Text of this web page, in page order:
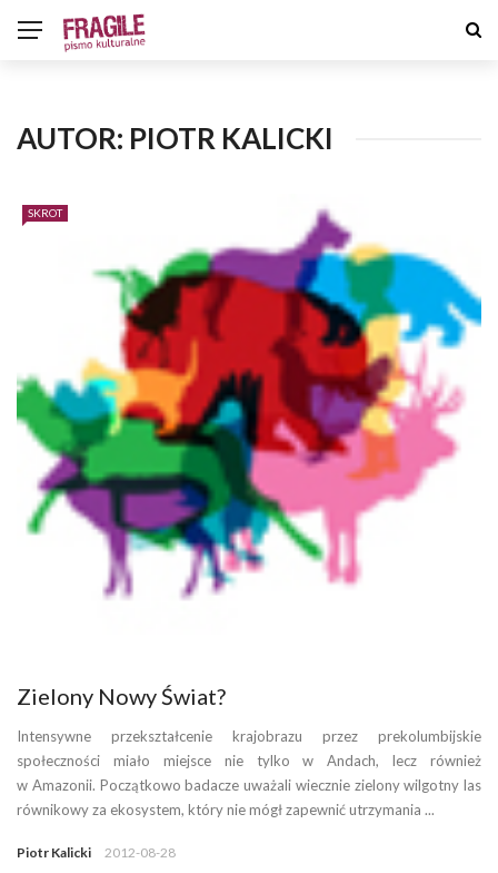
AUTOR: PIOTR KALICKI
SKROT
Zielony Nowy Świat?
Intensywne przekształcenie krajobrazu przez prekolumbijskie
społeczności miało miejsce nie tylko w Andach, lecz również
w Amazonii. Początkowo badacze uważali wiecznie zielony wilgotny las
równikowy za ekosystem, który nie mógł zapewnić utrzymania ...
Piotr Kalicki 2012-08-28